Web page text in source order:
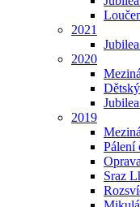
2021
2020
2019
Pálení
Sraz